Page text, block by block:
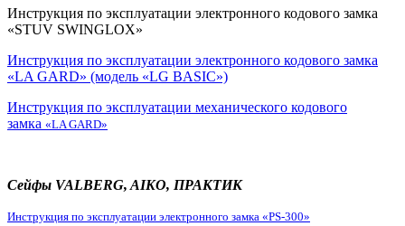
Инструкция по эксплуатации электронного кодового замка
«STUV SWINGLOX»
Инструкция по эксплуатации электронного кодового замка
«LA GARD» (модель «LG BASIC»)
Инструкция по эксплуатации механического кодового
замка «LA GARD»
Сейфы VALBERG, AIKO, ПРАКТИК
Инструкция по эксплуатации электронного замка «PS-300»